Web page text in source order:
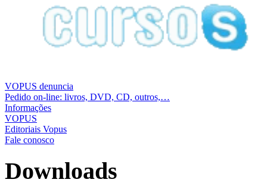
VOPUS denuncia
Pedido on-line: livros, DVD, CD, outros,…
Informações
VOPUS
Editoriais Vopus
Fale conosco
Downloads